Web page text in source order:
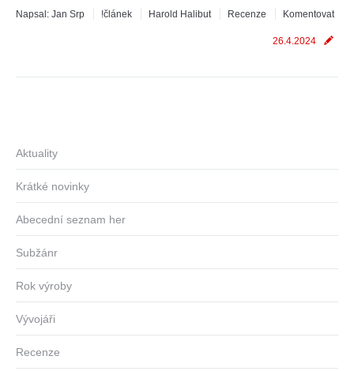
Napsal: Jan Srp !článek Harold Halibut Recenze Komentovat
26.4.2024
Aktuality
Krátké novinky
Abecední seznam her
Subžánr
Rok výroby
Vývojáři
Recenze